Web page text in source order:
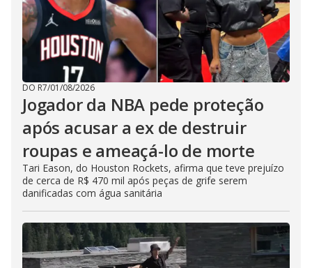
DO R7/01/08/2026
Jogador da NBA pede proteção
após acusar a ex de destruir
roupas e ameaçá-lo de morte
Tari Eason, do Houston Rockets, afirma que teve prejuízo
de cerca de R$ 470 mil após peças de grife serem
danificadas com água sanitária